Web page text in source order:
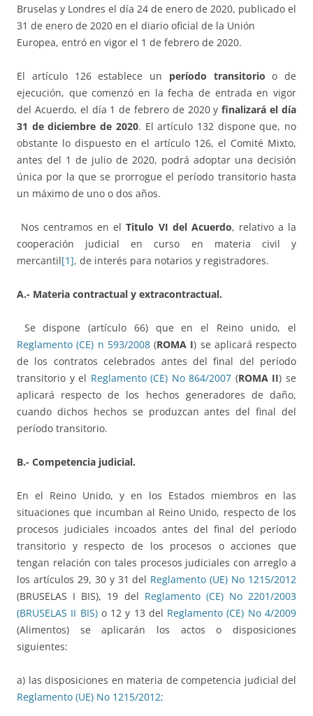
Bruselas y Londres el día 24 de enero de 2020, publicado el
31 de enero de 2020 en el diario oficial de la Unión
Europea, entró en vigor el 1 de febrero de 2020.
El artículo 126 establece un período transitorio o de
ejecución, que comenzó en la fecha de entrada en vigor
del Acuerdo, el día 1 de febrero de 2020 yfinalizará el día
31 de diciembre de 2020. El artículo 132 dispone que, no
obstante lo dispuesto en el artículo 126, el Comité Mixto,
antes del 1 de julio de 2020, podrá adoptar una decisión
única por la que se prorrogue el período transitorio hasta
un máximo de uno o dos años.
Nos centramos en elTitulo VI del Acuerdo, relativo a la
cooperación judicial en curso en materia civil y
mercantil[1], de interés para notarios y registradores.
A.- Materia contractual y extracontractual.
Se dispone (artículo 66) que en el Reino unido, el
Reglamento (CE) n 593/2008(ROMA I) se aplicará respecto
de los contratos celebrados antes del final del período
transitorio y el Reglamento (CE) No 864/2007 (ROMA II) se
aplicará respecto de los hechos generadores de daño,
cuando dichos hechos se produzcan antes del final del
período transitorio.
B.- Competencia judicial.
En el Reino Unido, y en los Estados miembros en las
situaciones que incumban al Reino Unido, respecto de los
procesos judiciales incoados antes del final del período
transitorio y respecto de los procesos o acciones que
tengan relación con tales procesos judiciales con arreglo a
los artículos 29, 30 y 31 del Reglamento (UE) No 1215/2012
(BRUSELAS I BIS), 19 del Reglamento (CE) No 2201/2003
(BRUSELAS II BIS)o 12 y 13 del Reglamento (CE) No 4/2009
(Alimentos) se aplicarán los actos o disposiciones
siguientes:
a) las disposiciones en materia de competencia judicial del
Reglamento (UE) No 1215/2012;